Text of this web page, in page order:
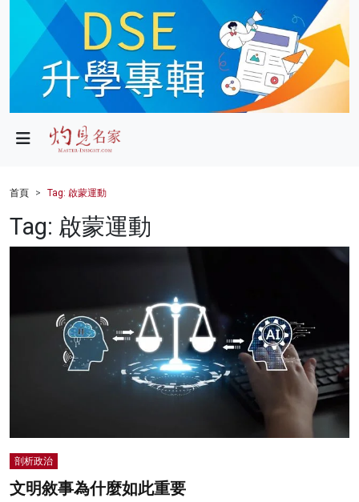
政局
財經
健康
科技
首頁 Tag: 啟蒙運動
Tag: 啟蒙運動
剖析政治
文明敘事為什麼如此重要